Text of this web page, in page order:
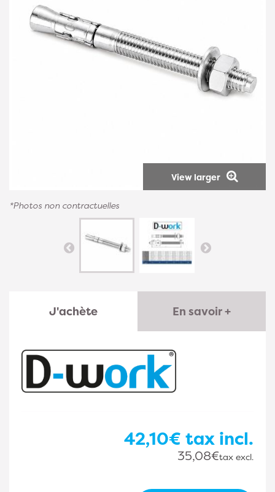
View larger
*Photos non contractuelles
J'achète En savoir +
42,10€ tax incl.
35,08€tax excl.